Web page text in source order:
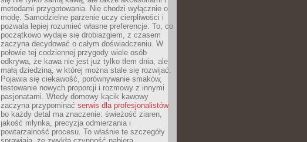
metodami przygotowania. Nie chodzi wyłącznie o
modę. Samodzielne parzenie uczy cierpliwości i
pozwala lepiej rozumieć własne preferencje. To, co
początkowo wydaje się drobiazgiem, z czasem
zaczyna decydować o całym doświadczeniu. W
połowie tej codziennej przygody wiele osób
odkrywa, że kawa nie jest już tylko tłem dnia, ale
małą dziedziną, w której można stale się rozwijać.
Pojawia się ciekawość, porównywanie smaków,
testowanie nowych proporcji i rozmowy z innymi
pasjonatami. Wtedy domowy kącik kawowy
zaczyna przypominać serwis dla profesjonalistów
bo każdy detal ma znaczenie: świeżość ziaren,
jakość młynka, precyzja odmierzania i
powtarzalność procesu. To właśnie te szczegóły